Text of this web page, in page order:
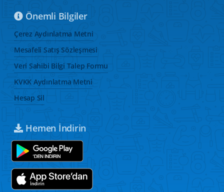
Önemli Bilgiler
Çerez Aydınlatma Metni
Mesafeli Satış Sözleşmesi
Veri Sahibi Bilgi Talep Formu
KVKK Aydınlatma Metni
Hesap Sil
Hemen İndirin